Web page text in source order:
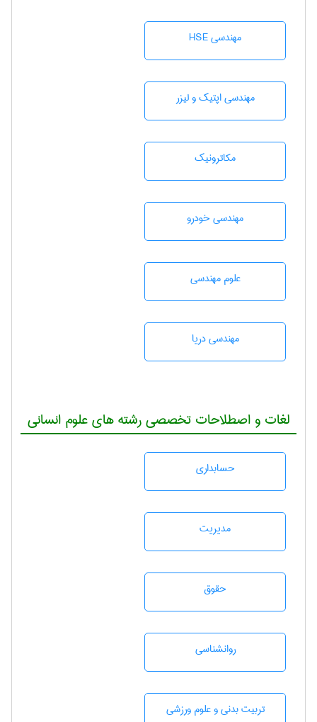
مهندسی HSE
مهندسی اپتیک و لیزر
مکاترونیک
مهندسی خودرو
علوم مهندسی
مهندسی دریا
لغات و اصطلاحات تخصصی رشته های علوم انسانی
حسابداری
مديريت
حقوق
روانشناسی
تربيت بدنی و علوم ورزشی